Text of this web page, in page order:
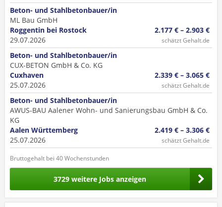
Beton- und Stahlbetonbauer/in
ML Bau GmbH
Roggentin bei Rostock
29.07.2026
2.177 € – 2.903 €
schätzt Gehalt.de
Beton- und Stahlbetonbauer/in
CUX-BETON GmbH & Co. KG
Cuxhaven
25.07.2026
2.339 € – 3.065 €
schätzt Gehalt.de
Beton- und Stahlbetonbauer/in
AWUS-BAU Aalener Wohn- und Sanierungsbau GmbH & Co.
KG
Aalen Württemberg
25.07.2026
2.419 € – 3.306 €
schätzt Gehalt.de
Bruttogehalt bei 40 Wochenstunden
3729 weitere Jobs anzeigen